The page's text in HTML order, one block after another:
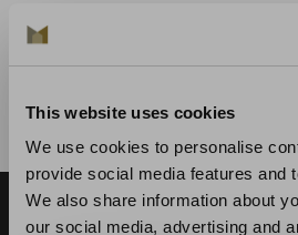
This website uses cookies
We use cookies to personalise
provide social media features and
We also share information about
our social media, advertising and